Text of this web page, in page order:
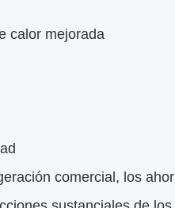
calor mejorada
comercial, los